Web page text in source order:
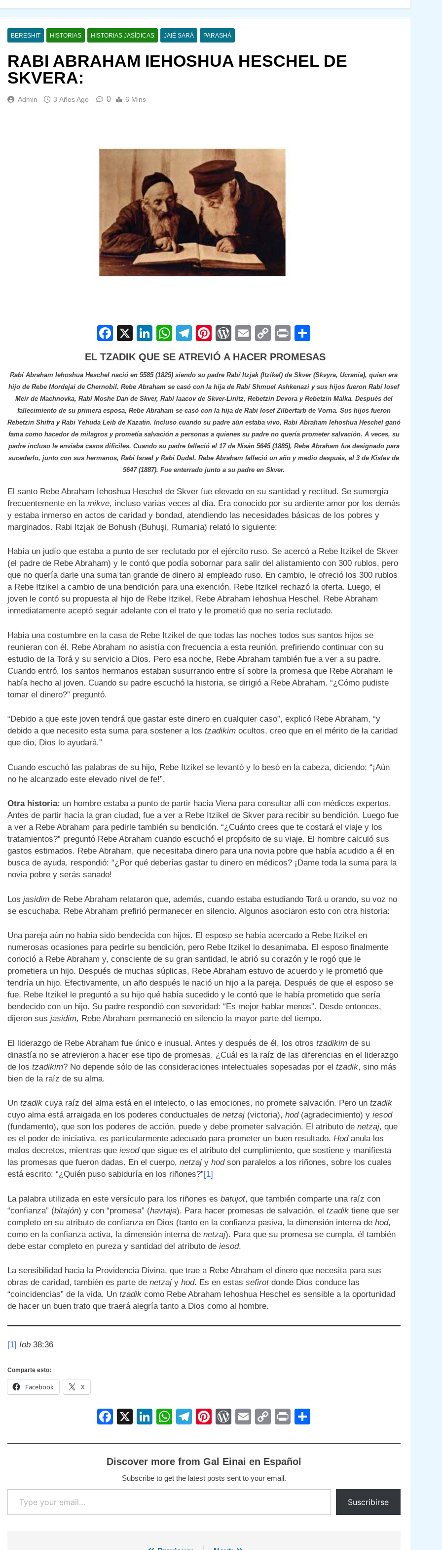
BERESHIT HISTORIAS HISTORIAS JASÍDICAS JAIÉ SARÁ PARASHÁ
RABI ABRAHAM IEHOSHUA HESCHEL DE
SKVERA:
Admin 3 Años Ago 0 6 Mins
Facebook
X LinkedIn
WhatsApp
Telegram
Pinterest
WordPress
EmailCopy
Link
Print
EL TZADIK QUE SE ATREVIÓ A HACER PROMESAS
Rabí Abraham Iehoshua Heschel nació en 5585 (1825) siendo su padre Rabí Itzjak (Itzikel) de Skver (Skvyra, Ucrania), quien era
hijo de Rebe Mordejai de Chernobil. Rebe Abraham se casó con la hija de Rabí Shmuel Ashkenazi y sus hijos fueron Rabí Iosef
Meir de Machnovka, Rabí Moshe Dan de Skver, Rabí Iaacov de Skver-Linitz, Rebetzin Devora y Rebetzin Malka. Después del
fallecimiento de su primera esposa, Rebe Abraham se casó con la hija de Rabi Iosef Zilberfarb de Vorna. Sus hijos fueron
Rebetzin Shifra y Rabi Yehuda Leib de Kazatin. Incluso cuando su padre aún estaba vivo, Rabi Abraham Iehoshua Heschel ganó
fama como hacedor de milagros y prometía salvación a personas a quienes su padre no quería prometer salvación. A veces, su
padre incluso le enviaba casos difíciles. Cuando su padre falleció el 17 de Nisán 5645 (1885), Rebe Abraham fue designado para
sucederlo, junto con sus hermanos, Rabi Israel y Rabi Dudel. Rebe Abraham falleció un año y medio después, el 3 de Kislev de
5647 (1887). Fue enterrado junto a su padre en Skver.
El santo Rebe Abraham Iehoshua Heschel de Skver fue elevado en su santidad y rectitud. Se sumergía
frecuentemente en la mikve, incluso varias veces al día. Era conocido por su ardiente amor por los demás
y estaba inmerso en actos de caridad y bondad, atendiendo las necesidades básicas de los pobres y
marginados. Rabi Itzjak de Bohush (Buhuși, Rumania) relató lo siguiente:
Había un judío que estaba a punto de ser reclutado por el ejército ruso. Se acercó a Rebe Itzikel de Skver
(el padre de Rebe Abraham) y le contó que podía sobornar para salir del alistamiento con 300 rublos, pero
que no quería darle una suma tan grande de dinero al empleado ruso. En cambio, le ofreció los 300 rublos
a Rebe Itzikel a cambio de una bendición para una exención. Rebe Itzikel rechazó la oferta. Luego, el
joven le contó su propuesta al hijo de Rebe Itzikel, Rebe Abraham Iehoshua Heschel. Rebe Abraham
inmediatamente aceptó seguir adelante con el trato y le prometió que no sería reclutado.
Había una costumbre en la casa de Rebe Itzikel de que todas las noches todos sus santos hijos se
reunieran con él. Rebe Abraham no asistía con frecuencia a esta reunión, prefiriendo continuar con su
estudio de la Torá y su servicio a Dios. Pero esa noche, Rebe Abraham también fue a ver a su padre.
Cuando entró, los santos hermanos estaban susurrando entre sí sobre la promesa que Rebe Abraham le
había hecho al joven. Cuando su padre escuchó la historia, se dirigió a Rebe Abraham. “¿Cómo pudiste
tomar el dinero?” preguntó.
“Debido a que este joven tendrá que gastar este dinero en cualquier caso”, explicó Rebe Abraham, “y
debido a que necesito esta suma para sostener a los tzadikimocultos, creo que en el mérito de la caridad
que dio, Dios lo ayudará.”
Cuando escuchó las palabras de su hijo, Rebe Itzikel se levantó y lo besó en la cabeza, diciendo: “¡Aún
no he alcanzado este elevado nivel de fe!”.
Otra historia: un hombre estaba a punto de partir hacia Viena para consultar allí con médicos expertos.
Antes de partir hacia la gran ciudad, fue a ver a Rebe Itzikel de Skver para recibir su bendición. Luego fue
a ver a Rebe Abraham para pedirle también su bendición. “¿Cuánto crees que te costará el viaje y los
tratamientos?” preguntó Rebe Abraham cuando escuchó el propósito de su viaje. El hombre calculó sus
gastos estimados. Rebe Abraham, que necesitaba dinero para una novia pobre que había acudido a él en
busca de ayuda, respondió: “¿Por qué deberías gastar tu dinero en médicos? ¡Dame toda la suma para la
novia pobre y serás sanado!
Los jasidimde Rebe Abraham relataron que, además, cuando estaba estudiando Torá u orando, su voz no
se escuchaba. Rebe Abraham prefirió permanecer en silencio. Algunos asociaron esto con otra historia:
Una pareja aún no había sido bendecida con hijos. El esposo se había acercado a Rebe Itzikel en
numerosas ocasiones para pedirle su bendición, pero Rebe Itzikel lo desanimaba. El esposo finalmente
conoció a Rebe Abraham y, consciente de su gran santidad, le abrió su corazón y le rogó que le
prometiera un hijo. Después de muchas súplicas, Rebe Abraham estuvo de acuerdo y le prometió que
tendría un hijo. Efectivamente, un año después le nació un hijo a la pareja. Después de que el esposo se
fue, Rebe Itzikel le preguntó a su hijo qué había sucedido y le contó que le había prometido que sería
bendecido con un hijo. Su padre respondió con severidad: “Es mejor hablar menos”. Desde entonces,
dijeron sus jasidim, Rebe Abraham permaneció en silencio la mayor parte del tiempo.
El liderazgo de Rebe Abraham fue único e inusual. Antes y después de él, los otros tzadikimde su
dinastía no se atrevieron a hacer ese tipo de promesas. ¿Cuál es la raíz de las diferencias en el liderazgo
de los tzadikim? No depende sólo de las consideraciones intelectuales sopesadas por el tzadik, sino más
bien de la raíz de su alma.
Un tzadikcuya raíz del alma está en el intelecto, o las emociones, no promete salvación. Pero un tzadik
cuyo alma está arraigada en los poderes conductuales de netzaj(victoria), hod(agradecimiento) y iesod
(fundamento), que son los poderes de acción, puede y debe prometer salvación. El atributo de netzaj, que
es el poder de iniciativa, es particularmente adecuado para prometer un buen resultado. Hodanula los
malos decretos, mientras que iesodque sigue es el atributo del cumplimiento, que sostiene y manifiesta
las promesas que fueron dadas. En el cuerpo, netzajy hodson paralelos a los riñones, sobre los cuales
está escrito: “¿Quién puso sabiduría en los riñones?”[1]
La palabra utilizada en este versículo para los riñones es batujot, que también comparte una raíz con
“confianza” (bitajón) y con “promesa” (havtaja). Para hacer promesas de salvación, el tzadiktiene que ser
completo en su atributo de confianza en Dios (tanto en la confianza pasiva, la dimensión interna de hod,
como en la confianza activa, la dimensión interna de netzaj). Para que su promesa se cumpla, él también
debe estar completo en pureza y santidad del atributo de iesod.
La sensibilidad hacia la Providencia Divina, que trae a Rebe Abraham el dinero que necesita para sus
obras de caridad, también es parte de netzajy hod. Es en estas sefirotdonde Dios conduce las
“coincidencias” de la vida. Un tzadikcomo Rebe Abraham Iehoshua Heschel es sensible a la oportunidad
de hacer un buen trato que traerá alegría tanto a Dios como al hombre.
[1] Iob38:36
Comparte esto:
Facebook X
Facebook
X LinkedIn
WhatsApp
Telegram
Pinterest
WordPress
EmailCopyPrint
Discover more from Gal Einai en Español
Subscribe to get the latest posts sent to your email.
Type your email…
Suscribirse